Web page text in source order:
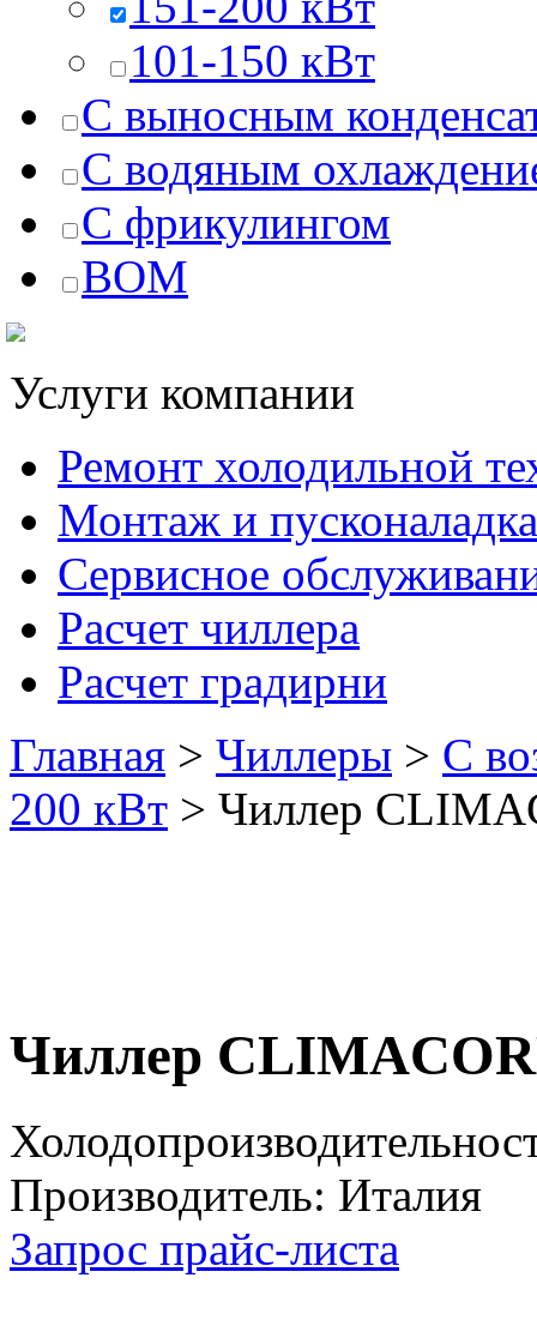
101-150 кВт
C выносным
C водяным
С фрикулингом
BOM
Услуги компании
Ремонт холодильной
Монтаж и пусконаладка
Сервисное
Расчет чиллера
Расчет градирни
Главная > Чиллеры > C
200 кВт > Чиллер
Чиллер
Производитель: Италия
Запрос прайс-листа